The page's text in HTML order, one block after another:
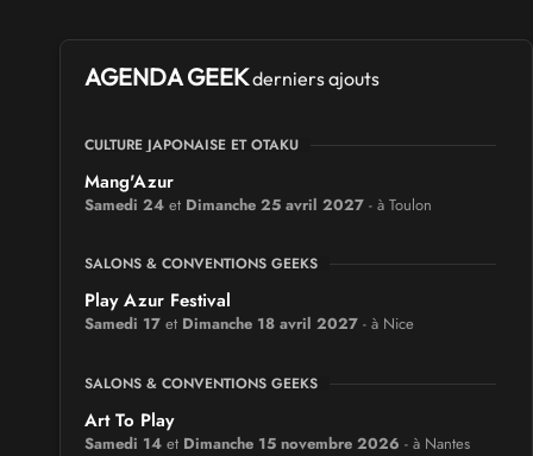
AGENDA GEEKderniers ajouts
CULTURE JAPONAISE ET OTAKU
Mang'Azur
Samedi 24 et Dimanche 25 avril 2027 - à Toulon
SALONS & CONVENTIONS GEEKS
Play Azur Festival
Samedi 17 et Dimanche 18 avril 2027 - à Nice
SALONS & CONVENTIONS GEEKS
Art To Play
Samedi 14 et Dimanche 15 novembre 2026 - à Nantes